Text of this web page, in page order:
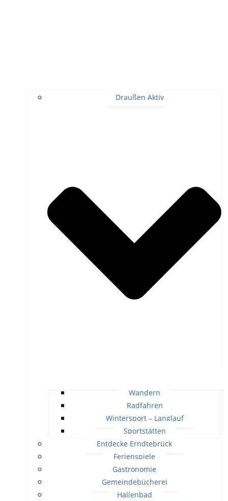
Draußen Aktiv
Wandern
Radfahren
Wintersport – Langlauf
Sportstätten
Entdecke Erndtebrück
Ferienspiele
Gastronomie
Gemeindebücherei
Hallenbad